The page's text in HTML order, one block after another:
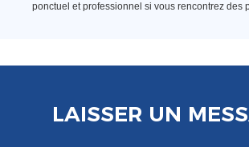
ponctuel et professionnel si vous rencontrez des
LAISSER UN